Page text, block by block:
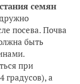
семян
посева. Почва
быть
при
градусов), а